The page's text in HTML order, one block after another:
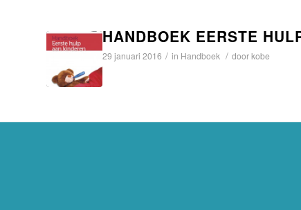
HANDBOEK EERSTE
29 januari 2016 / in Handboek / doorkobe